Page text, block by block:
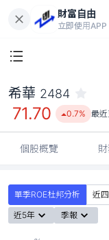
財富自由
立即使用APP
希華 2484
71.70 0.7% 最近
個股概覽
單季ROE杜邦分析
近
近5年
季報